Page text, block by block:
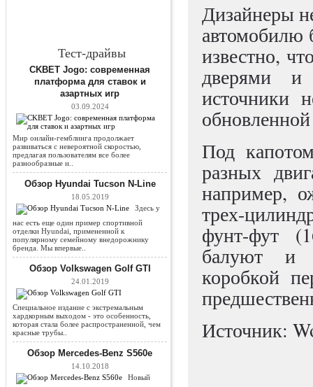
Тест-драйвы
CKBET Jogo: современная
платформа для ставок и
азартных игр
03.09.2024
Мир онлайн-гемблинга продолжает
развиваться с невероятной скоростью,
предлагая пользователям все более
разнообразные и..
Обзор Hyundai Tucson N-Line
18.05.2019
Здесь у
нас есть еще один пример спортивной
отделки Hyundai, примененной к
популярному семейному внедорожнику
бренда. Мы впервые..
Обзор Volkswagen Golf GTI
24.01.2019
Специальное издание с экстремальным
хардкорным выходом - это особенность,
которая стала более распространенной, чем
красные трубы..
Обзор Mercedes-Benz S560e
14.10.2018
Новый
Дизайнеры
автомобилю
известно,
дверями и
источники
Под
разных
например,
трех-
фунт-фут
балуют и
коробкой
Источник: